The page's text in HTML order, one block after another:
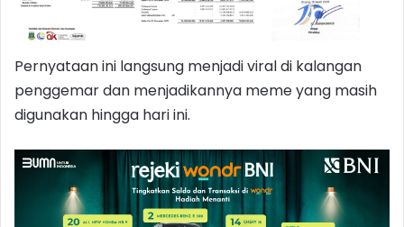
Pernyataan ini langsung menjadi viral di kalangan
penggemar dan menjadikannya meme yang masih
digunakan hingga hari ini.